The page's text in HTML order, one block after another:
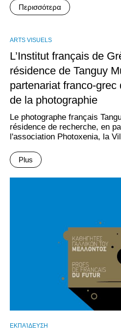
Περισσότερα
ARTS VISUELS
L’Institut français de
résidence de Tanguy
partenariat franco-
de la photographie
Le photographe français
résidence de recherche, en
l'association Photoxenia, la
Plus
ΕΚΠΑΊΔΕΥΣΗ